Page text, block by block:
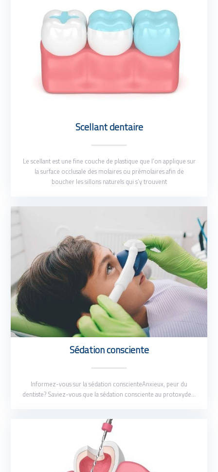
Scellant dentaire
Le scellant est une fine couche de plastique que l’on applique sur
la surface occlusale des molaires ou prémolaires afin de
boucher les sillons naturels qui s’y trouvent
Sédation consciente
Informez-vous sur la sédation conscienteAnxieux, peur du
dentiste? Saviez-vous que la sédation consciente au protoxyde…